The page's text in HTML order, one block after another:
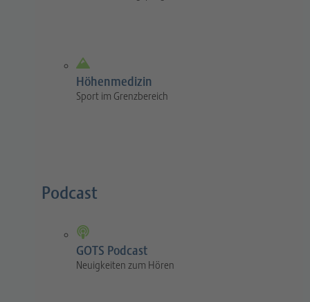
Höhenmedizin
Sport im Grenzbereich
Podcast
GOTS Podcast
Neuigkeiten zum Hören